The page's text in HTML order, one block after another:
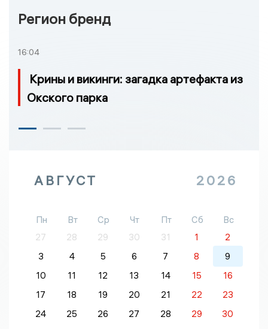
Регион бренд
16:04
Крины и викинги: загадка артефакта из
Окского парка
АВГУСТ 2026
Пн Вт Ср Чт Пт Сб
Вс
27
28 29 30 31 1
2
3
4 5 6 7 8
9
10
11 12 13 14 15
16
17
18 19 20 21 22
23
24
25 26 27 28 29
30